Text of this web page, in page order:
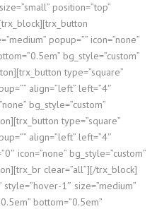
position=”top”
popup=”” icon=”none”
bg_style=”custom”
type=”square”
align=”left” left=”4″
bg_style=”custom”
type=”square”
align=”left” left=”4″
icon=”none” bg_style=”custom”
clear=”all”][/trx_block]
1″ size=”medium”
bottom=”0.5em”